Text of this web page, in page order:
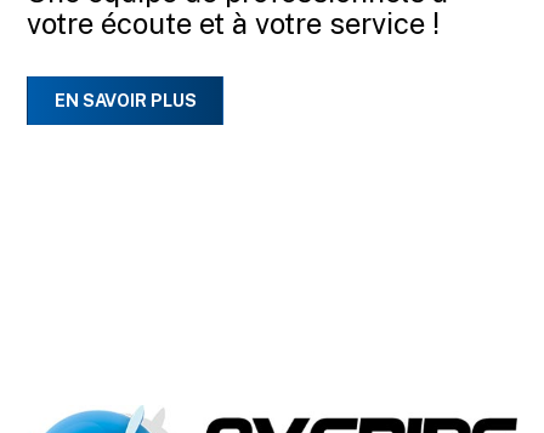
votre écoute et à votre service !
EN SAVOIR PLUS